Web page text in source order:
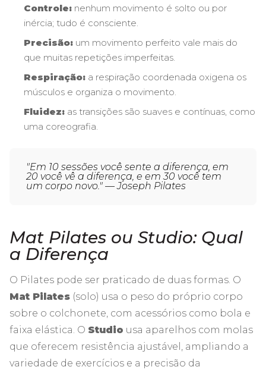
Controle: nenhum movimento é solto ou por
inércia; tudo é consciente.
Precisão: um movimento perfeito vale mais do
que muitas repetições imperfeitas.
Respiração: a respiração coordenada oxigena os
músculos e organiza o movimento.
Fluidez: as transições são suaves e contínuas, como
uma coreografia.
"Em 10 sessões você sente a diferença, em
20 você vê a diferença, e em 30 você tem
um corpo novo." — Joseph Pilates
Mat Pilates ou Studio: Qual
a Diferença
O Pilates pode ser praticado de duas formas. O
Mat Pilates (solo) usa o peso do próprio corpo
sobre o colchonete, com acessórios como bola e
faixa elástica. O Studio usa aparelhos com molas
que oferecem resistência ajustável, ampliando a
variedade de exercícios e a precisão da